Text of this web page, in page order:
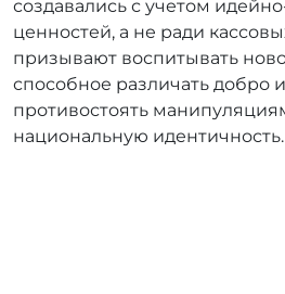
создавались с учетом
ценностей, а не ради
призывают воспитывать
способное различать добро
противостоять
национальную идентичность.